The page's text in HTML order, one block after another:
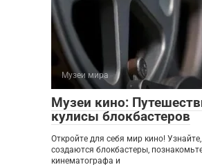
Музеи мира
Музеи кино:
кулисы блокбастеров
Откройте для себя мир кино!
создаются блокбастеры,
кинематографа и